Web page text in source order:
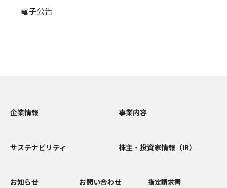
電子公告
企業情報 事業内容
サステナビリティ 株主・投資家情報（IR）
お知らせ お問い合わせ 指定請求書